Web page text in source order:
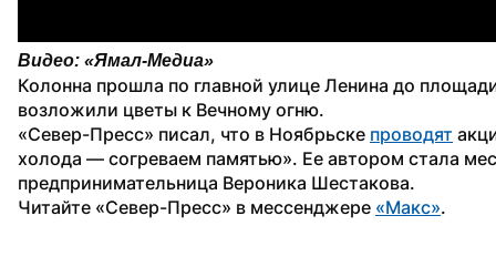
Видео: «Ямал-Медиа»
Колонна прошла по главной улице Ленина до
возложили цветы к Вечному огню.
«Север-Пресс» писал, что в Ноябрьске проводят
холода — согреваем памятью». Ее автором стала
предпринимательница Вероника Шестакова.
Читайте «Север-Пресс» в мессенджере «Макс».